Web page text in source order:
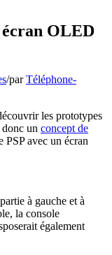
écran OLED
/parTéléphone-
les prototypes
un concept de
PSP avec un écran
à gauche et à
la console
également